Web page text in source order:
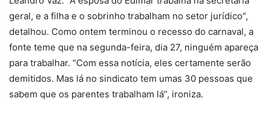
geral, e a filha e o sobrinho trabalham no setor jurídico”,
detalhou. Como ontem terminou o recesso do carnaval, a
fonte teme que na segunda-feira, dia 27, ninguém apareça
para trabalhar. “Com essa notícia, eles certamente serão
demitidos. Mas lá no sindicato tem umas 30 pessoas que
sabem que os parentes trabalham lá”, ironiza.